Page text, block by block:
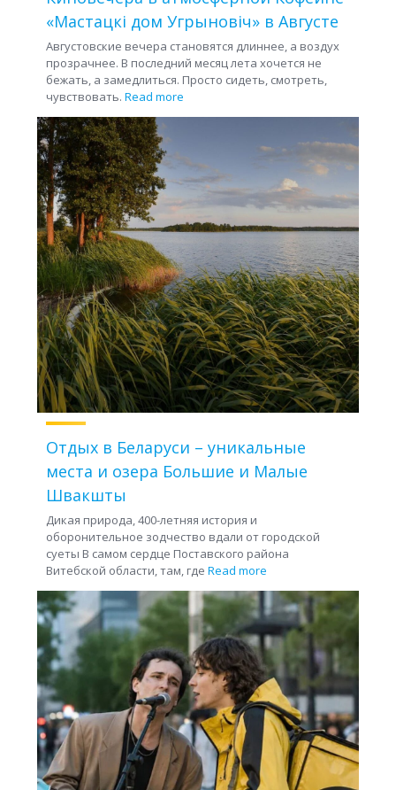
«Мастацкі дом Угрыновіч» в Августе
Августовские вечера становятся длиннее, а воздух
прозрачнее. В последний месяц лета хочется не
бежать, а замедлиться. Просто сидеть, смотреть,
чувствовать. Read more
Отдых в Беларуси – уникальные
места и озера Большие и Малые
Швакшты
Дикая природа, 400-летняя история и
оборонительное зодчество вдали от городской
суеты В самом сердце Поставского района
Витебской области, там, где Read more